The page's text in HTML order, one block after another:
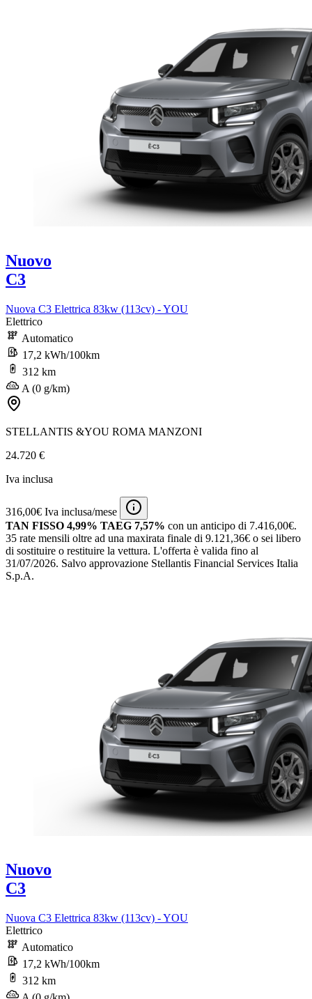
Nuovo
C3
Nuova C3 Elettrica 83kw (113cv) - YOU
Elettrico
Automatico
17,2 kWh/100km
312 km
A (0 g/km)
STELLANTIS &YOU ROMA MANZONI
24.720 €
Iva inclusa
316,00€ Iva inclusa/mese
TAN FISSO 4,99% TAEG 7,57% con un anticipo di 7.416,00€.
35 rate mensili oltre ad una maxirata finale di 9.121,36€ o sei libero
di sostituire o restituire la vettura. L'offerta è valida fino al
31/07/2026. Salvo approvazione Stellantis Financial Services Italia
S.p.A.
Nuovo
C3
Nuova C3 Elettrica 83kw (113cv) - YOU
Elettrico
Automatico
17,2 kWh/100km
312 km